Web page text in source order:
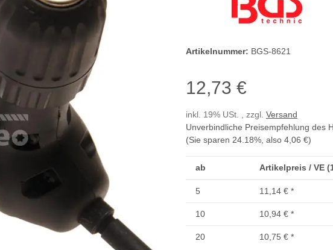
Artikelnummer: BGS-8621
12,73 €
inkl. 19% USt. , zzgl. Versand
Unverbindliche Preisempfehlung des
(Sie sparen 24.18%, also 4,06 €)
ab Artikelpreis / VE
5 11,14 € *
10 10,94 € *
20 10,75 € *